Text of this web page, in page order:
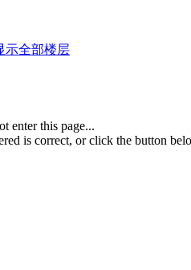
示全部楼层
enter this page...
is correct, or click the button